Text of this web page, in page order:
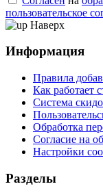
пользовательское
Наверх
Информация
Правила
Как работает
Система
Обработка
Согласие на
Настройки
Разделы